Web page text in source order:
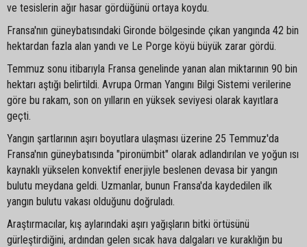
ve tesislerin ağır hasar gördüğünü ortaya koydu.
Fransa'nın güneybatısındaki Gironde bölgesinde çıkan yangında 42 bin
hektardan fazla alan yandı ve Le Porge köyü büyük zarar gördü.
Temmuz sonu itibarıyla Fransa genelinde yanan alan miktarının 90 bin
hektarı aştığı belirtildi. Avrupa Orman Yangını Bilgi Sistemi verilerine
göre bu rakam, son on yılların en yüksek seviyesi olarak kayıtlara
geçti.
Yangın şartlarının aşırı boyutlara ulaşması üzerine 25 Temmuz'da
Fransa'nın güneybatısında "pironümbit" olarak adlandırılan ve yoğun ısı
kaynaklı yükselen konvektif enerjiyle beslenen devasa bir yangın
bulutu meydana geldi. Uzmanlar, bunun Fransa'da kaydedilen ilk
yangın bulutu vakası olduğunu doğruladı.
Araştırmacılar, kış aylarındaki aşırı yağışların bitki örtüsünü
gürleştirdiğini, ardından gelen sıcak hava dalgaları ve kuraklığın bu